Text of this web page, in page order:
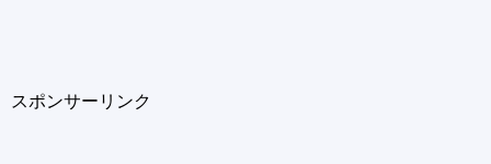
スポンサーリンク